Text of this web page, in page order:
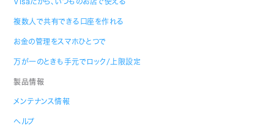
複数人で共有できる口座を作れる
お金の管理をスマホひとつで
万が一のときも手元でロック/上限設定
製品情報
メンテナンス情報
ヘルプ